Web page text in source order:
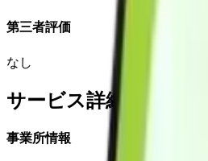
第三者評価
なし
サービス詳細
事業所情報